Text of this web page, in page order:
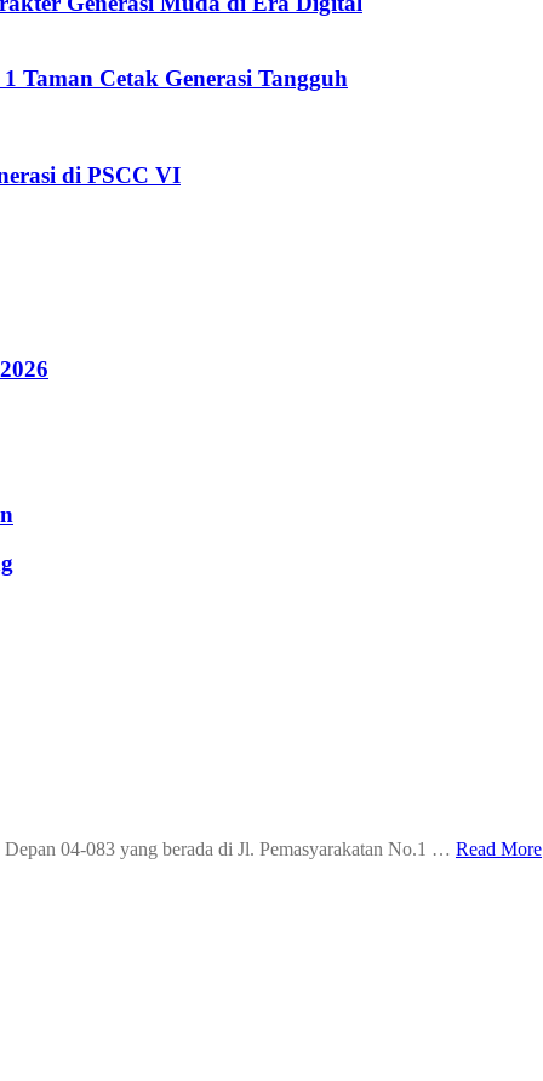
Taman Cetak Generasi Tangguh
di PSCC VI
04-083 yang berada di Jl. Pemasyarakatan No.1 … Read More